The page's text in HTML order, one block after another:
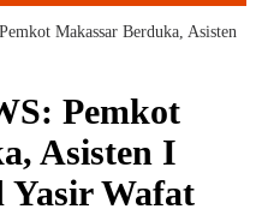
Makassar Berduka, Asisten
Pemkot
Asisten I
Wafat